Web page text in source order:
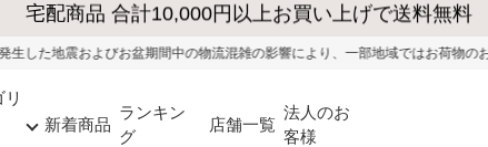
大型家具の送料・設置無料（※当社エリア）
中の物流混雑の影響により、一部地域ではお荷物のお届けに遅れが生じる可
新着商品
ランキン
グ
店舗一覧
法人のお
客様